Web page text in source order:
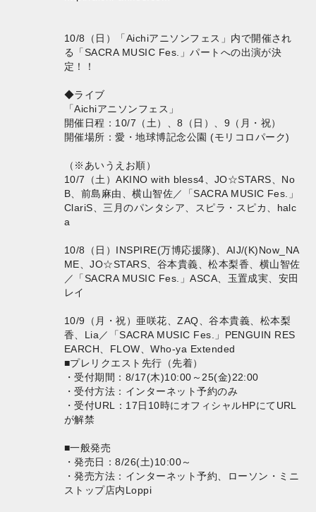
10/8（日）「Aichiアニソンフェス」内で開催され
る「SACRA MUSIC Fes.」パートへの出演が決
定！！
◆ライブ
「Aichiアニソンフェス」
開催日程：10/7（土）、8（日）、9（月・祝）
開催場所：愛・地球博記念公園 (モリコロパーク)
（※あいうえお順）
10/7（土）AKINO with bless4、JO☆STARS、No
B、前島麻由、横山智佐／「SACRA MUSIC Fes.」
ClariS、三月のパンタシア、スピラ・スピカ、halc
a
10/8（日）INSPIRE(万博応援隊)、AIJ/(K)Now_NA
ME、JO☆STARS、谷本貴義、松本梨香、横山智佐
／「SACRA MUSIC Fes.」ASCA、玉置成実、安田
レイ
10/9（月・祝）亜咲花、ZAQ、谷本貴義、松本梨
香、Lia／「SACRA MUSIC Fes.」PENGUIN RES
EARCH、FLOW、Who-ya Extended
■プレリクエスト先行（先着）
・受付期間：8/17(木)10:00～25(金)22:00
・受付方法：インターネット予約のみ
・受付URL：17日10時にオフィシャルHPにてURL
が解禁
■一般発売
・発売日：8/26(土)10:00～
・発売方法：インターネット予約、ローソン・ミニ
ストップ店内Loppi